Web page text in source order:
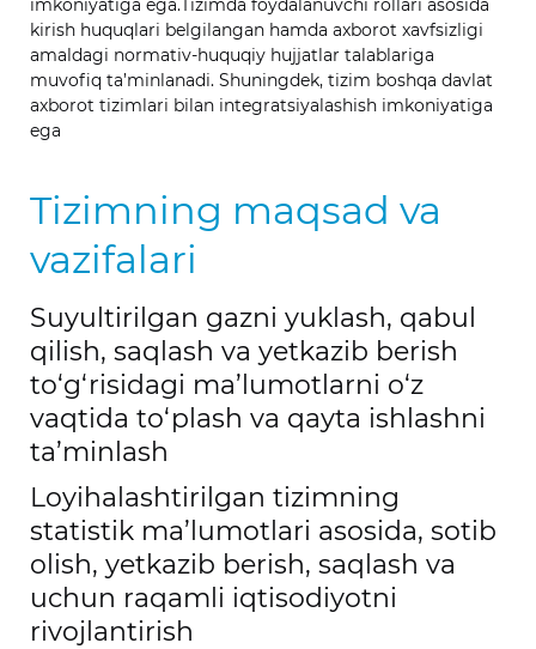
imkoniyatiga ega.Tizimda foydalanuvchi rollari asosida
kirish huquqlari belgilangan hamda axborot xavfsizligi
amaldagi normativ-huquqiy hujjatlar talablariga
muvofiq ta’minlanadi. Shuningdek, tizim boshqa davlat
axborot tizimlari bilan integratsiyalashish imkoniyatiga
ega
Tizimning maqsad va
vazifalari
Suyultirilgan gazni yuklash, qabul
qilish, saqlash va yetkazib berish
to‘g‘risidagi ma’lumotlarni o‘z
vaqtida to‘plash va qayta ishlashni
ta’minlash
Loyihalashtirilgan tizimning
statistik ma’lumotlari asosida, sotib
olish, yetkazib berish, saqlash va
uchun raqamli iqtisodiyotni
rivojlantirish